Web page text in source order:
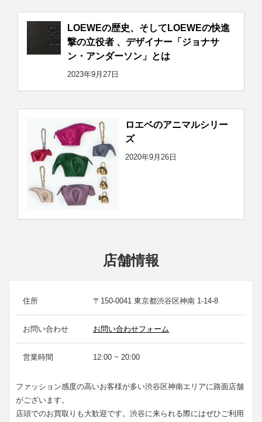
LOEWEの歴史、そしてLOEWEの快進
撃の立役者 、デザイナー「ジョナサ
ン・アンダーソン」とは
2023年9月27日
ロエベのアニマルシリー
ズ
2020年9月26日
店舗情報
住所 〒150-0041 東京都渋谷区神南 1-14-8
お問い合わせ お問い合わせフォーム
営業時間 12:00 ~ 20:00
ファッション感度の高いお客様が多い渋谷区神南エリアに路面店舗
がございます。
店頭でのお買取りも大歓迎です。渋谷に来られる際にはぜひご利用